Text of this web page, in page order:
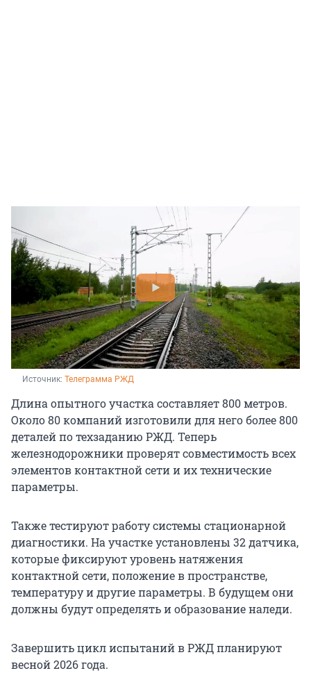
Источник: Телеграмма РЖД
Длина опытного участка составляет 800 метров.
Около 80 компаний изготовили для него более 800
деталей по техзаданию РЖД. Теперь
железнодорожники проверят совместимость всех
элементов контактной сети и их технические
параметры.
Также тестируют работу системы стационарной
диагностики. На участке установлены 32 датчика,
которые фиксируют уровень натяжения
контактной сети, положение в пространстве,
температуру и другие параметры. В будущем они
должны будут определять и образование наледи.
Завершить цикл испытаний в РЖД планируют
весной 2026 года.